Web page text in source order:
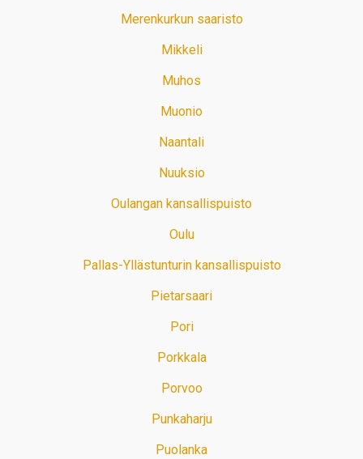
Merenkurkun saaristo
Mikkeli
Muhos
Muonio
Naantali
Nuuksio
Oulangan kansallispuisto
Oulu
Pallas-Yllästunturin kansallispuisto
Pietarsaari
Pori
Porkkala
Porvoo
Punkaharju
Puolanka